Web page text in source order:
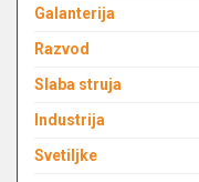
Galanterija
Razvod
Slaba struja
Industrija
Svetiljke